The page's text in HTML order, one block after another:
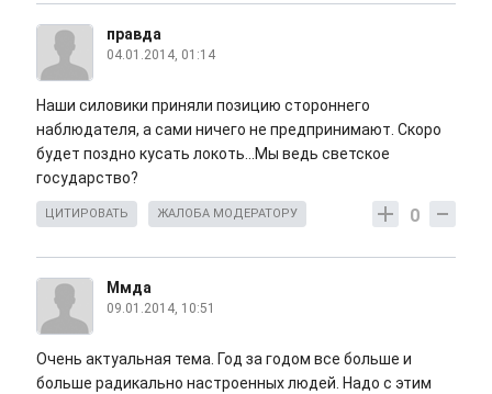
правда
04.01.2014, 01:14
Наши силовики приняли позицию стороннего
наблюдателя, а сами ничего не предпринимают. Скоро
будет поздно кусать локоть...Мы ведь светское
государство?
0
ЦИТИРОВАТЬ ЖАЛОБА МОДЕРАТОРУ
Ммда
09.01.2014, 10:51
Очень актуальная тема. Год за годом все больше и
больше радикально настроенных людей. Надо с этим